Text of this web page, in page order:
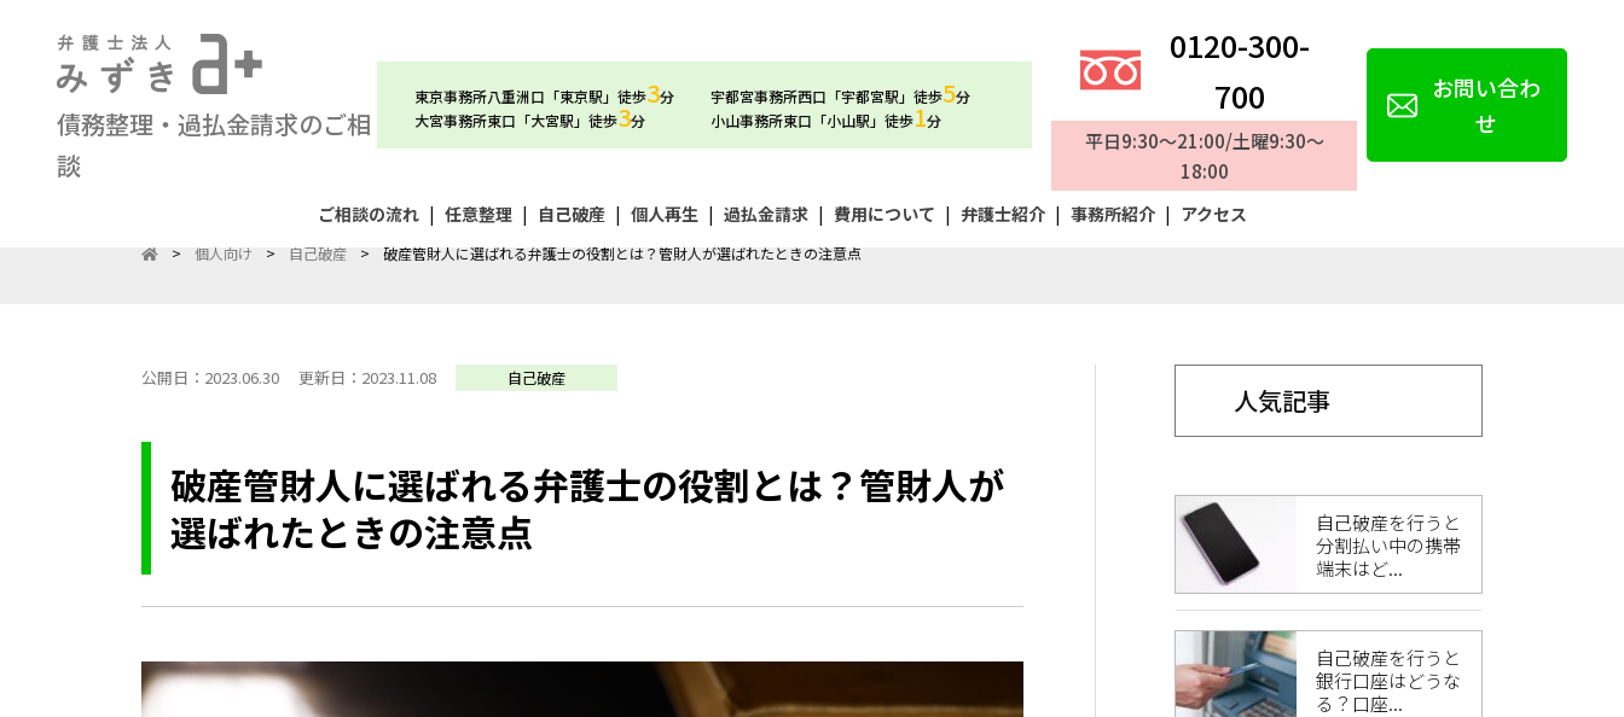
債務整理・過払金請求のご相
談
東京事務所八重洲口「東京駅」徒歩3分
大宮事務所東口「大宮駅」徒歩3分
宇都宮事務所西口「宇都宮駅」徒歩5分
小山事務所東口「小山駅」徒歩1分
0120-300-
700
平日9:30～21:00/土曜9:30～
18:00
お問い合わ
せ
ご相談の流れ | 任意整理 | 自己破産 | 個人再生 | 過払金請求 | 費用について | 弁護士紹介 | 事務所紹介 | アクセス
> 個人向け > 自己破産 > 破産管財人に選ばれる弁護士の役割とは？管財人が選ばれたときの注意点
公開日：2023.06.30 更新日：2023.11.08 自己破産
破産管財人に選ばれる弁護士の役割とは？管財人が
選ばれたときの注意点
人気記事
自己破産を行うと
分割払い中の携帯
端末はど...
自己破産を行うと
銀行口座はどうな
る？口座...